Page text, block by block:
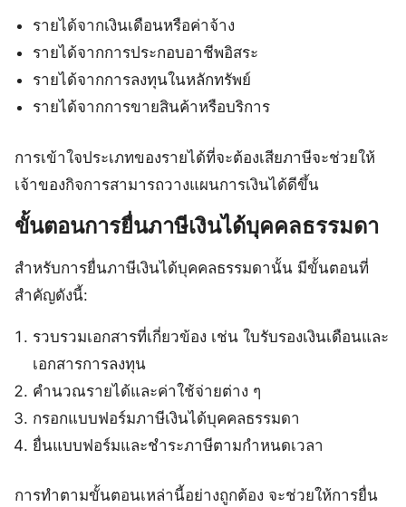
รายได้จากเงินเดือนหรือค่าจ้าง
รายได้จากการประกอบอาชีพอิสระ
รายได้จากการลงทุนในหลักทรัพย์
รายได้จากการขายสินค้าหรือบริการ
การเข้าใจประเภทของรายได้ที่จะต้องเสียภาษีจะช่วยให้
เจ้าของกิจการสามารถวางแผนการเงินได้ดีขึ้น
ขั้นตอนการยื่นภาษีเงินได้บุคคลธรรมดา
สำหรับการยื่นภาษีเงินได้บุคคลธรรมดานั้น มีขั้นตอนที่
สำคัญดังนี้:
รวบรวมเอกสารที่เกี่ยวข้อง เช่น ใบรับรองเงินเดือนและ
เอกสารการลงทุน
คำนวณรายได้และค่าใช้จ่ายต่าง ๆ
กรอกแบบฟอร์มภาษีเงินได้บุคคลธรรมดา
ยื่นแบบฟอร์มและชำระภาษีตามกำหนดเวลา
การทำตามขั้นตอนเหล่านี้อย่างถูกต้อง จะช่วยให้การยื่น